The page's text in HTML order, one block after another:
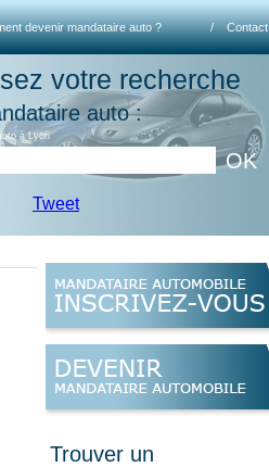
devenir mandataire auto ? / Contact
votre recherche
auto :
à Lyon
OK
Tweet
Trouver un